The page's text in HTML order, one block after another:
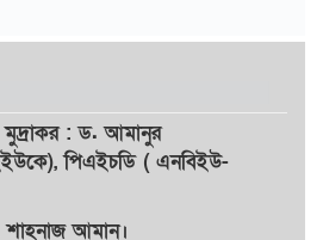
মুদ্রাকর: ড. আমানুর
পিএইচডি ( এনবিইউ-
শাহনাজ আমান।